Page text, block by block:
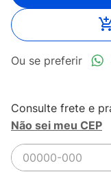
Não sei meu CEP